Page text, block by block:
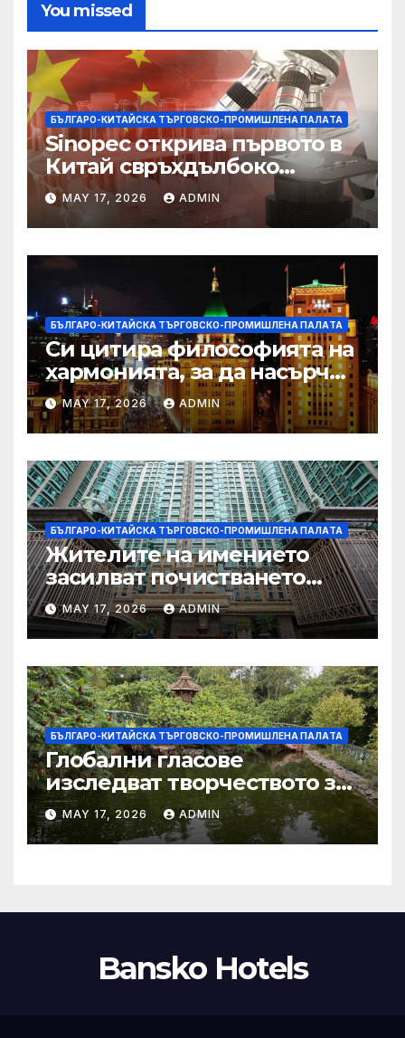
You missed
БЪЛГАРО-КИТАЙСКА ТЪРГОВСКО-ПРОМИШЛЕНА ПАЛAТА
Sinopec открива първото в
Китай свръхдълбоко
находище на шистов газ в
Съчуанския басейн
MAY 17, 2026 ADMIN
БЪЛГАРО-КИТАЙСКА ТЪРГОВСКО-ПРОМИШЛЕНА ПАЛAТА
Си цитира философията на
хармонията, за да насърчи
съжителството между
Китай и САЩ
MAY 17, 2026 ADMIN
БЪЛГАРО-КИТАЙСКА ТЪРГОВСКО-ПРОМИШЛЕНА ПАЛAТА
Жителите на имението
засилват почистването
след първия случай на
хепатит на плъхове в града
тази година
MAY 17, 2026 ADMIN
БЪЛГАРО-КИТАЙСКА ТЪРГОВСКО-ПРОМИШЛЕНА ПАЛAТА
Глобални гласове
изследват творчеството за
устойчиви градове в Wuxi
MAY 17, 2026 ADMIN
Bansko Hotels